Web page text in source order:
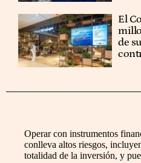
El
de
Operar con instrumentos
conlleva altos riesgos,
totalidad de la inversión, y